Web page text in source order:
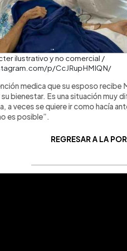
ilustrativo y no comercial /
p/CcJRupHMIQN/
medica que su esposo recibe
bienestar. Es una situación muy
a veces se quiere ir como hacía
es posible”.
REGRESAR A LA